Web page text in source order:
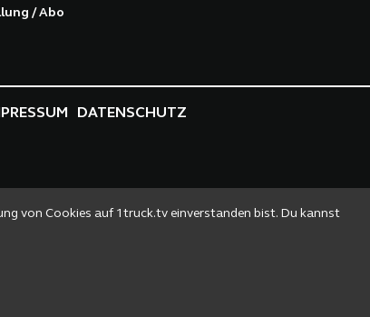
von Cookies auf 1truck.tv einverstanden bist. Du kannst
/ Abo
DATENSCHUTZ